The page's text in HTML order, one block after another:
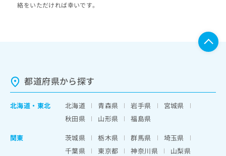
絡をいただければ幸いです。
都道府県から探す
北海道 ・ 東北 北海道 青森県 岩手県
宮城県
秋田県
山形県
福島県
関東
茨城県 栃木県 群馬県
埼玉県
千葉県
東京都 神奈川県
山梨県